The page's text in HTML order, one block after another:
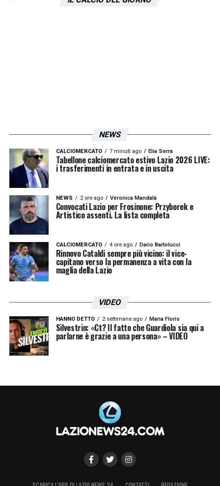
Rassegna stampa Lazio: prime pagine quotidiani sportivi -
5 febbraio 2026 25
NEWS
CALCIOMERCATO 7 minuti ago Elia Serra
Tabellone calciomercato estivo Lazio 2026 LIVE:
i trasferimenti in entrata e in uscita
NEWS 2 ore ago Veronica Mandalà
Convocati Lazio per Frosinone: Przyborek e
Artistico assenti. La lista completa
CALCIOMERCATO 4 ore ago Dario Bartolucci
Rinnovo Cataldi sempre più vicino: il vice-
capitano verso la permanenza a vita con la
maglia della Lazio
VIDEO
HANNO DETTO 2 settimane ago Maria Floris
Silvestrin: «Ct? Il fatto che Guardiola sia qui a
parlarne è grazie a una persona» – VIDEO